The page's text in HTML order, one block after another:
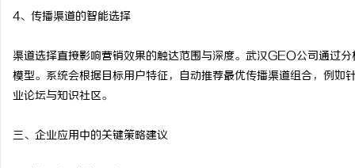
4、传播渠道的智能选择
渠道选择直接影响营销效果的触达范围与深度。武汉GEO公司通过
模型。系统会根据目标用户特征，自动推荐最优传播渠道组合，例
业论坛与知识社区。
三、企业应用中的关键策略建议